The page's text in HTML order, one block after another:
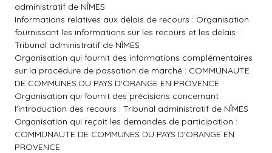
administratif de NÎMES
Informations relatives aux délais de recours : Organisation
fournissant les informations sur les recours et les délais :
Tribunal administratif de NÎMES
Organisation qui fournit des informations complémentaires
sur la procédure de passation de marché : COMMUNAUTE
DE COMMUNES DU PAYS D'ORANGE EN PROVENCE
Organisation qui fournit des précisions concernant
l'introduction des recours : Tribunal administratif de NÎMES
Organisation qui reçoit les demandes de participation :
COMMUNAUTE DE COMMUNES DU PAYS D'ORANGE EN
PROVENCE